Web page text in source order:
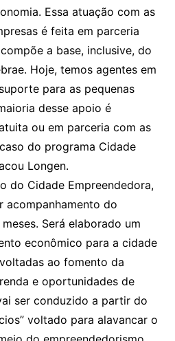
Essa atuação com as
é feita em parceria
a base, inclusive, do
Hoje, temos agentes em
para as pequenas
desse apoio é
ou em parceria com as
do programa Cidade
Longen.
do Cidade Empreendedora,
acompanhamento do
Será elaborado um
econômico para a cidade
ao fomento da
e oportunidades de
ser conduzido a partir do
voltado para alavancar o